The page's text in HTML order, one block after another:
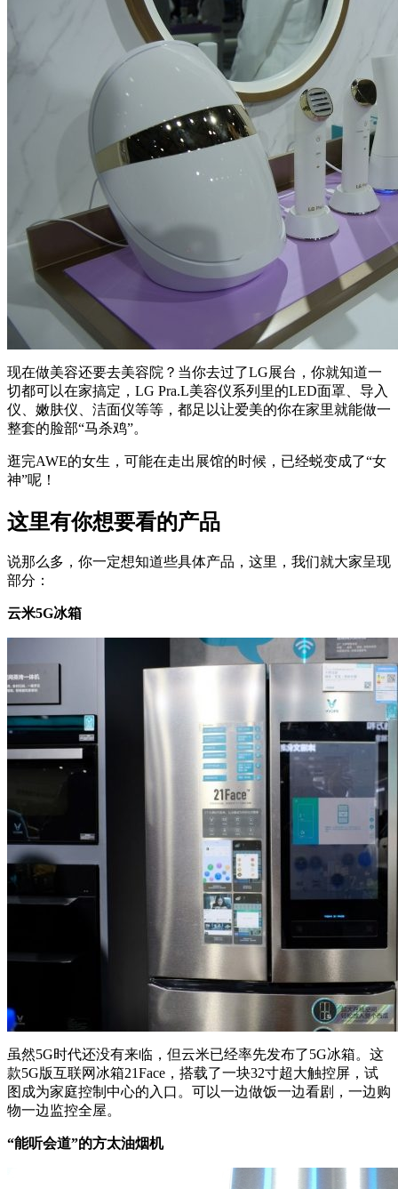
现在做美容还要去美容院？当你去过了LG展台，你就知道一
切都可以在家搞定，LG Pra.L美容仪系列里的LED面罩、导入
仪、嫩肤仪、洁面仪等等，都足以让爱美的你在家里就能做一
整套的脸部“马杀鸡”。
逛完AWE的女生，可能在走出展馆的时候，已经蜕变成了“女
神”呢！
这里有你想要看的产品
说那么多，你一定想知道些具体产品，这里，我们就大家呈现
部分：
云米5G冰箱
虽然5G时代还没有来临，但云米已经率先发布了5G冰箱。这
款5G版互联网冰箱21Face，搭载了一块32寸超大触控屏，试
图成为家庭控制中心的入口。可以一边做饭一边看剧，一边购
物一边监控全屋。
“能听会道”的方太油烟机